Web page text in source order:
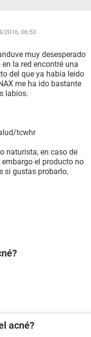
2016, 06:53
muy desesperado
la red encontré una
del que ya había leido
me ha ido bastante
labios.
tcwhr
naturista, en caso de
el producto no
si gustas probarlo,
acné?